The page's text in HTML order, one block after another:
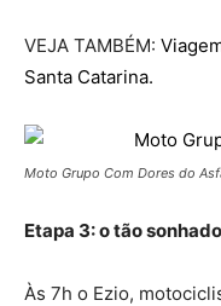
VEJA TAMBÉM:
Santa Catarina.
Moto Grupo Com Dores do
Etapa 3: o tão
Às 7h o Ezio,